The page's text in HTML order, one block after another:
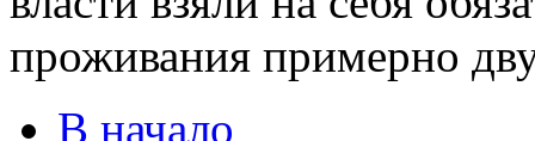
проживания примерно
В начало